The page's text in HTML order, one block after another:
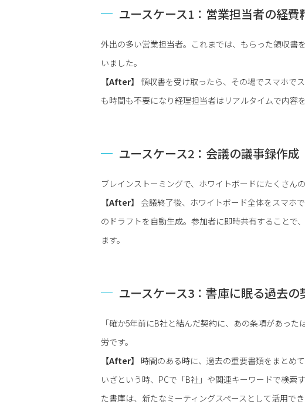
ユースケース1：営業担当者の経費
外出の多い営業担当者。これまでは、もらった領収書
いました。
【After】 領収書を受け取ったら、その場でスマホで
も時間も不要になり経理担当者はリアルタイムで内容を
ユースケース2：会議の議事録作成
ブレインストーミングで、ホワイトボードにたくさん
【After】
会議終了後、ホワイトボード全体をスマホ
のドラフトを自動生成。参加者に即時共有することで
ます。
ユースケース3：書庫に眠る過去の
「確か5年前にB社と結んだ契約に、あの条項があっ
労です。
【After】
時間のある時に、過去の重要書類をまとめ
いざという時、PCで「B社」や関連キーワードで検索
た書庫は、新たなミーティングスペースとして活用でき